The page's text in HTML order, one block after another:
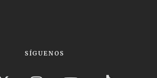
SÍGUENOS